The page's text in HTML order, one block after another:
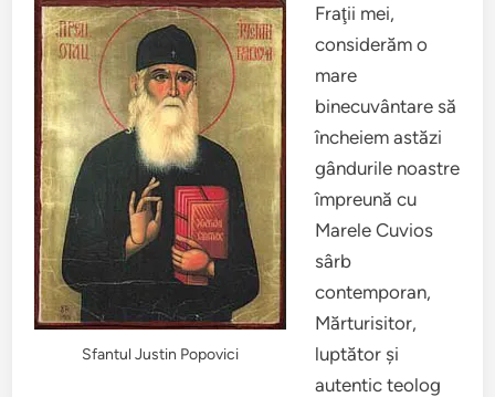
Sfantul Justin Popovici
Fraţii mei,
considerăm o
mare
binecuvântare să
încheiem astăzi
gândurile noastre
împreună cu
Marele Cuvios
sârb
contemporan,
Mărturisitor,
luptător şi
autentic teolog